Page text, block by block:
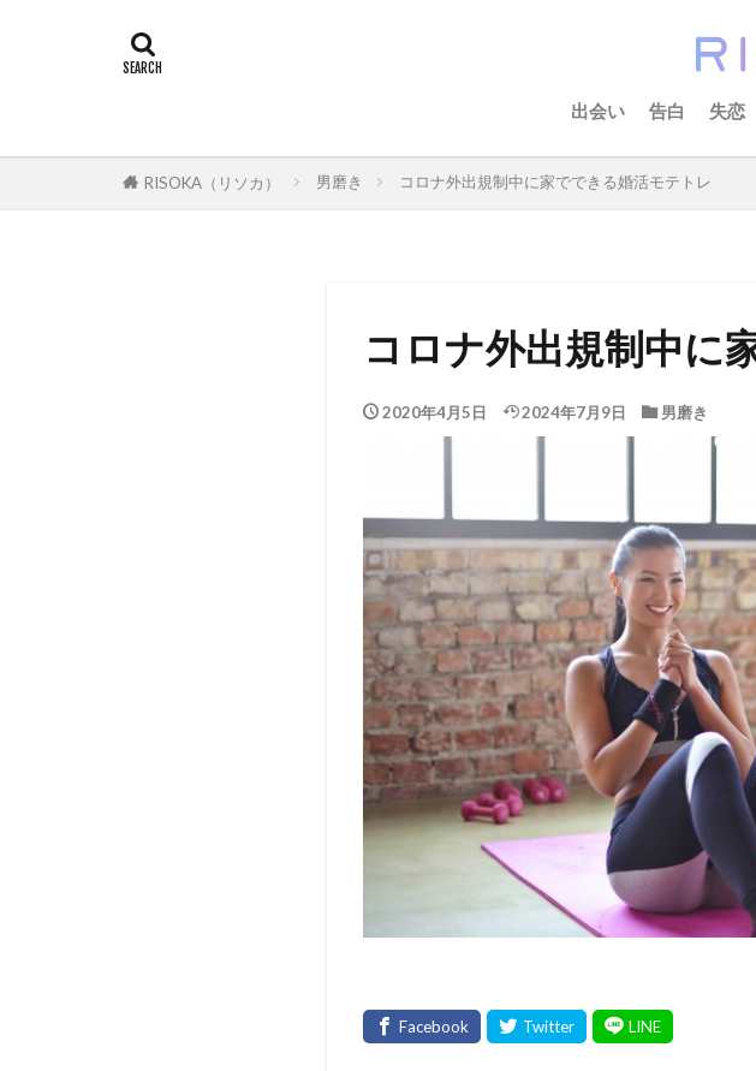
出会い 告白 失恋
RISOKA（リソカ） 男磨き コロナ外出規制中に家でできる婚活モテトレ
コロナ外出規制中に
2020年4月5日 2024年7月9日 男磨き